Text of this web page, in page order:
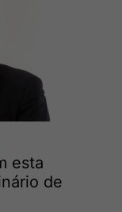
esta
de